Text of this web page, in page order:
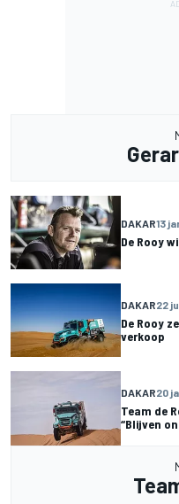
DAKAR13
De Rooy
DAKAR22
De Rooy
verkoop
DAKAR20
Team de
“Blijven